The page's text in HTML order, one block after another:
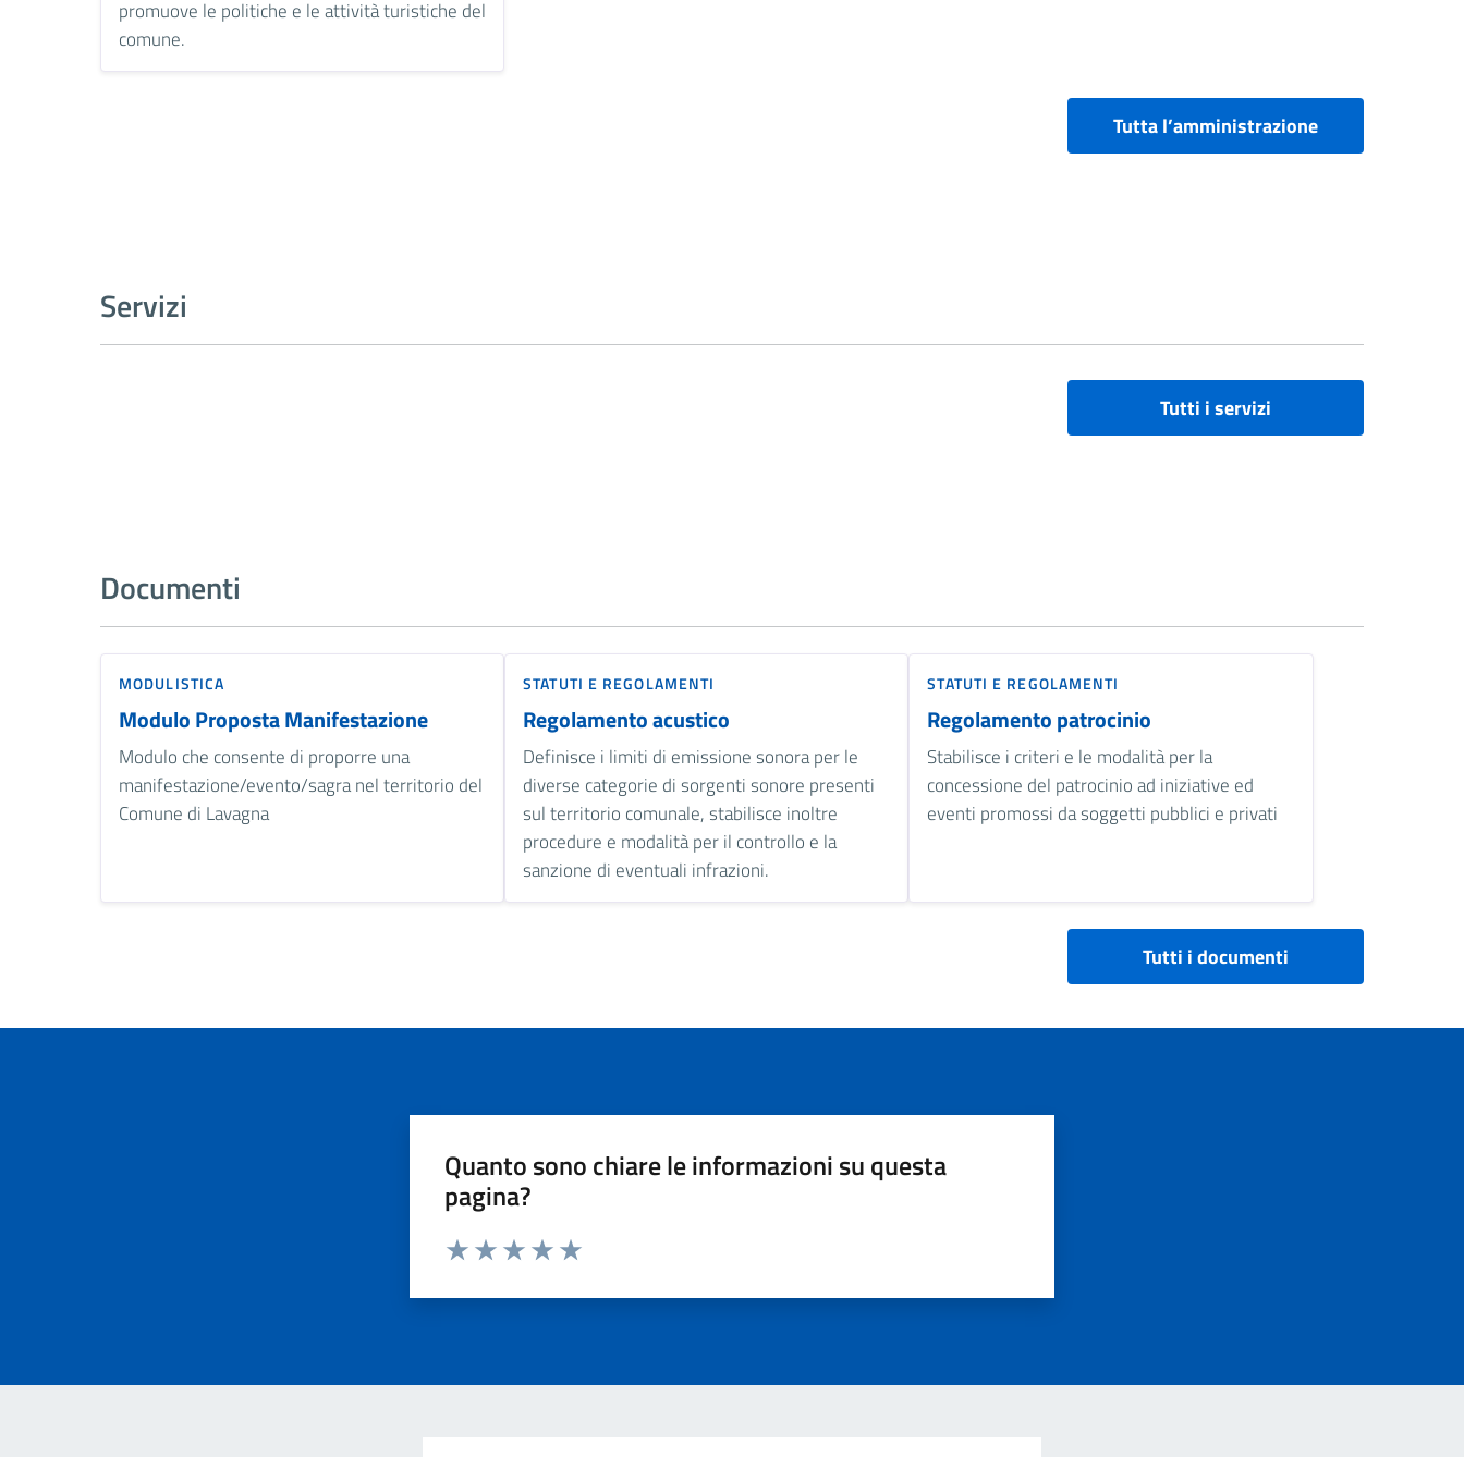
promuove le politiche e le attività turistiche del
comune.
Tutta l’amministrazione
Servizi
Tutti i servizi
Documenti
MODULISTICA
Modulo Proposta Manifestazione
Modulo che consente di proporre una
manifestazione/evento/sagra nel territorio del
Comune di Lavagna
STATUTI E REGOLAMENTI
Regolamento acustico
Definisce i limiti di emissione sonora per le
diverse categorie di sorgenti sonore presenti
sul territorio comunale, stabilisce inoltre
procedure e modalità per il controllo e la
sanzione di eventuali infrazioni.
STATUTI E REGOLAMENTI
Regolamento patrocinio
Stabilisce i criteri e le modalità per la
concessione del patrocinio ad iniziative ed
eventi promossi da soggetti pubblici e privati
Tutti i documenti
Quanto sono chiare le informazioni su questa
pagina?